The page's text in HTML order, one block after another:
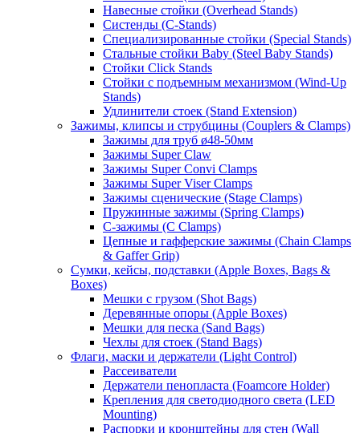
Навесные стойки (Overhead Stands)
Систенды (C-Stands)
Специализированные стойки (Special Stands)
Стальные стойки Baby (Steel Baby Stands)
Стойки Click Stands
Стойки с подъемным механизмом (Wind-Up
Stands)
Удлинители стоек (Stand Extension)
Зажимы, клипсы и струбцины (Couplers & Clamps)
Зажимы для труб ø48-50мм
Зажимы Super Claw
Зажимы Super Convi Clamps
Зажимы Super Viser Clamps
Зажимы сценические (Stage Clamps)
Пружинные зажимы (Spring Clamps)
С-зажимы (C Clamps)
Цепные и гафферские зажимы (Chain Clamps
& Gaffer Grip)
Сумки, кейсы, подставки (Apple Boxes, Bags &
Boxes)
Мешки с грузом (Shot Bags)
Деревянные опоры (Apple Boxes)
Мешки для песка (Sand Bags)
Чехлы для стоек (Stand Bags)
Флаги, маски и держатели (Light Control)
Рассеиватели
Держатели пенопласта (Foamcore Holder)
Крепления для светодиодного света (LED
Mounting)
Распорки и кронштейны для стен (Wall